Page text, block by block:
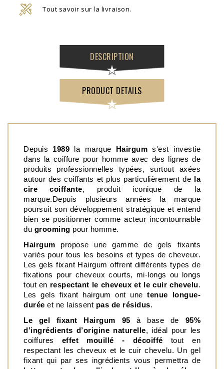
Tout savoir sur la livraison.
DESCRIPTION
PRODUCT DETAILS
Depuis 1989 la marque Hairgum s'est investie
dans la coiffure pour homme avec des lignes de
produits professionnelles typées, surtout axées
autour des coiffants et plus particulièrement de
la
cire coiffante, produit iconique de la
marque.Depuis plusieurs années la marque
poursuit son développement stratégique et entend
bien se positionner comme acteur incontournable
du grooming pour homme.
Hairgum propose une gamme de gels fixants
variés pour tous les besoins et types de cheveux.
Les gels fixant Hairgum offrent différents types de
fixations pour cheveux courts, mi-longs ou longs
tout en respectant le cheveux et le cuir chevelu.
Les gels fixant hairgum ont une tenue longue-
durée et ne laissent pas de résidus.
Le gel fixant Hairgum 95 à base de 95%
d’ingrédients d’origine naturelle, idéal pour les
coiffures effet mouillé - décoiffé tout en
respectant les cheveux et le cuir chevelu. Un gel
fixant qui par ses ingrédients vous permettra de